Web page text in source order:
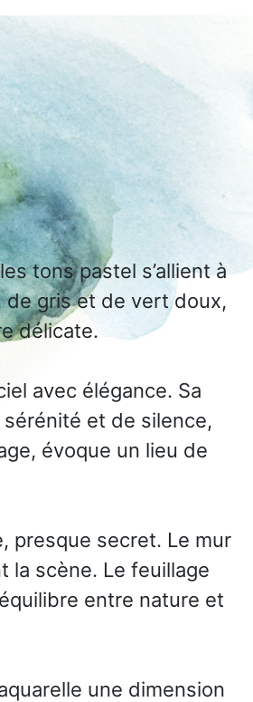
tons pastel s’allient à
de gris et de vert doux,
délicate.
avec élégance. Sa
et de silence,
évoque un lieu de
presque secret. Le mur
la scène. Le feuillage
entre nature et
une dimension